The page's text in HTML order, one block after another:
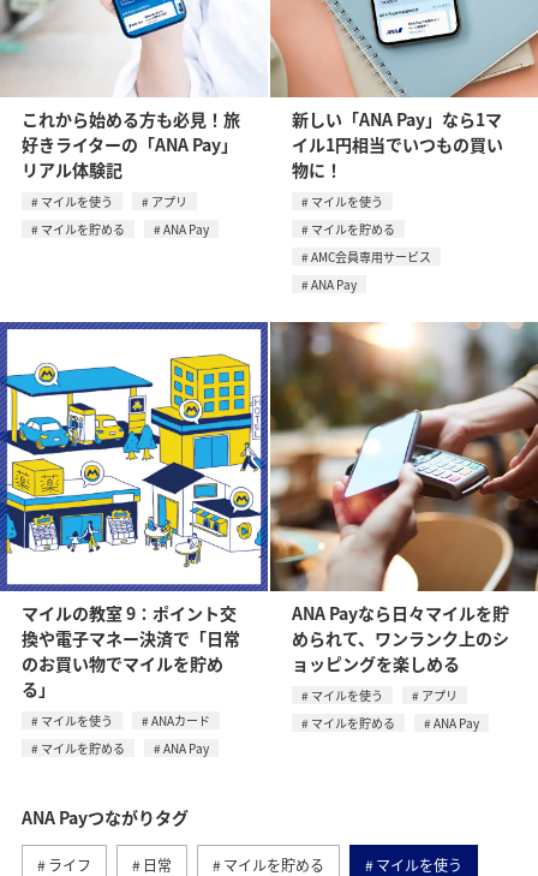
これから始める方も必見！旅
好きライターの「ANA Pay」
リアル体験記
マイルを使う
アプリ
マイルを貯める
ANA Pay
新しい「ANA Pay」なら1マ
イル1円相当でいつもの買い
物に！
マイルを使う
マイルを貯める
AMC会員専用サービス
ANA Pay
マイルの教室 9：ポイント交
換や電子マネー決済で「日常
のお買い物でマイルを貯め
る」
マイルを使う
ANAカード
マイルを貯める
ANA Pay
ANA Payなら日々マイルを貯
められて、ワンランク上のシ
ョッピングを楽しめる
マイルを使う
アプリ
マイルを貯める
ANA Pay
ANA Payつながりタグ
ライフ 日常 マイルを貯める マイルを使う